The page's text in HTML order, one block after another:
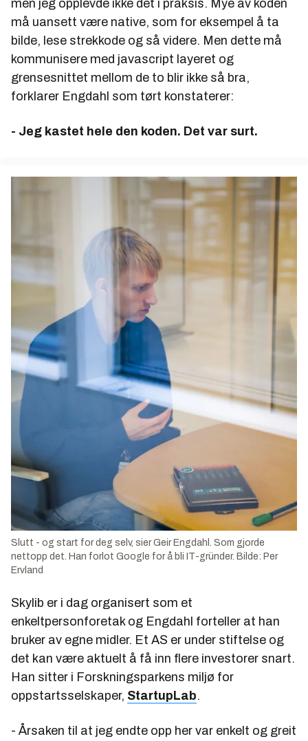
men jeg opplevde ikke det i praksis. Mye av koden
må uansett være native, som for eksempel å ta
bilde, lese strekkode og så videre. Men dette må
kommunisere med javascript layeret og
grensesnittet mellom de to blir ikke så bra,
forklarer Engdahl som tørt konstaterer:
- Jeg kastet hele den koden. Det var surt.
Slutt - og start for deg selv, sier Geir Engdahl. Som gjorde
nettopp det. Han forlot Google for å bli IT-gründer. Bilde: Per
Ervland
Skylib er i dag organisert som et
enkeltpersonforetak og Engdahl forteller at han
bruker av egne midler. Et AS er under stiftelse og
det kan være aktuelt å få inn flere investorer snart.
Han sitter i Forskningsparkens miljø for
oppstartsselskaper, StartupLab.
- Årsaken til at jeg endte opp her var enkelt og greit